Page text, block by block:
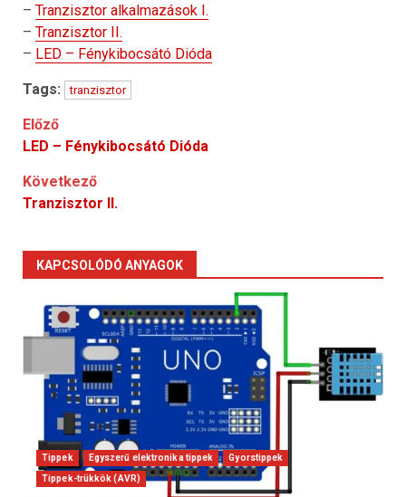
– Tranzisztor alkalmazások I.
– Tranzisztor II.
– LED – Fénykibocsátó Dióda
Tags: tranzisztor
Post
Előző
LED – Fénykibocsátó Dióda
Következő
Tranzisztor II.
KAPCSOLÓDÓ ANYAGOK
Tippek Egyszerű elektronika tippek Gyorstippek
Tippek-trükkök (AVR)